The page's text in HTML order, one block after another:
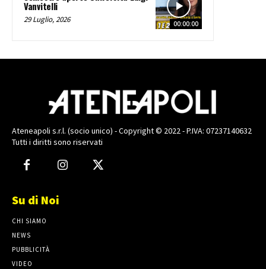
00:00:00
Vanvitelli
29 Luglio, 2026
Ateneapoli s.r.l. (socio unico) - Copyright © 2022 - P.IVA: 07237140632
Tutti i diritti sono riservati
Su di Noi
CHI SIAMO
NEWS
PUBBLICITÀ
VIDEO